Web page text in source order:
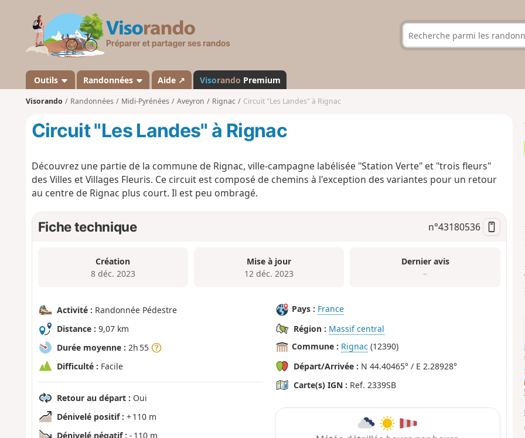
s
a
n
d
Outils Randonnées Aide ↗ Visorando Premium
Visorando Randonnées Midi-Pyrénées Aveyron Rignac Circuit "Les Landes" à Rignac
Circuit "Les Landes" à Rignac
Découvrez une partie de la commune de Rignac, ville-campagne labélisée "Station Verte" et "trois fleurs"
des Villes et Villages Fleuris. Ce circuit est composé de chemins à l'exception des variantes pour un retour
au centre de Rignac plus court. Il est peu ombragé.
Fiche technique n°43180536
Création
8 déc. 2023
Mise à jour
12 déc. 2023
Dernier avis
–
Activité : Randonnée Pédestre
Distance : 9,07 km
Durée moyenne : 2h 55
Difficulté : Facile
Retour au départ : Oui
Dénivelé positif : + 110 m
Dénivelé négatif : - 110 m
Pays : France
Région : Massif central
Commune : Rignac (12390)
Départ/Arrivée : N 44.40465° / E 2.28928°
Carte(s) IGN : Ref. 2339SB